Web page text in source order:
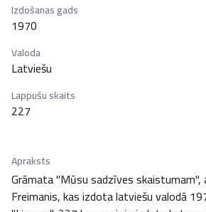
Izdošanas gads
1970
Valoda
Latviešu
Lappušu skaits
227
Apraksts
Grāmata "Mūsu sadzīves skaistumam",
Freimanis, kas izdota latviešu valodā